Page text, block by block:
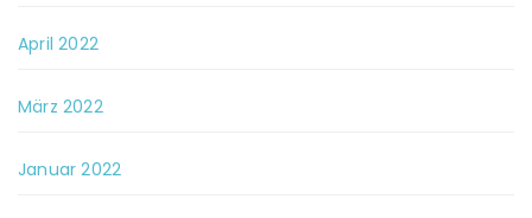
April 2022
März 2022
Januar 2022